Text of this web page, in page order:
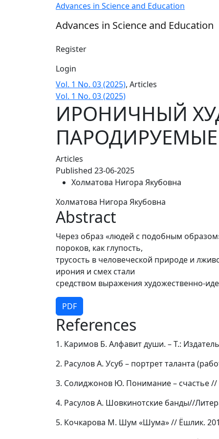
ИРОНИЧНЫЙ ХУДОЖЕСТВЕННЫЙ РЕЖИМ
Advances in Science and Education
Advances in Science and Education
Register
Login
Vol. 1 No. 03 (2025), Articles
Vol. 1 No. 03 (2025)
ИРОНИЧНЫЙ
Articles
Published 23-06-2025
Холматова Нигора Якубовна
Холматова Нигора Якубовна
Abstract
Через образ «людей с подобным
пороков, как глупость,
трусость в человеческой природе и
ирония и смех стали
средством выражения художественно-
PDF
References
1. Каримов Б. Алфавит души. – Т.:
2. Расулов А. Усуб – портрет таланта
3. Солиджонов Ю. Понимание – счастье //
4. Расулов А. Шовкинотские банды//
5. Кочкарова М. Шум «Шума» // Ёшлик.